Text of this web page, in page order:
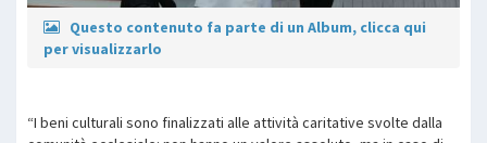
Questo contenuto fa parte di un Album, clicca qui
per visualizzarlo
“I beni culturali sono finalizzati alle attività caritative svolte dalla